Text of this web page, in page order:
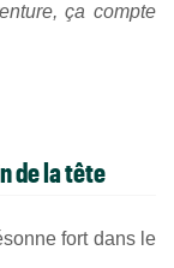
ça compte
de la tête
fort dans le